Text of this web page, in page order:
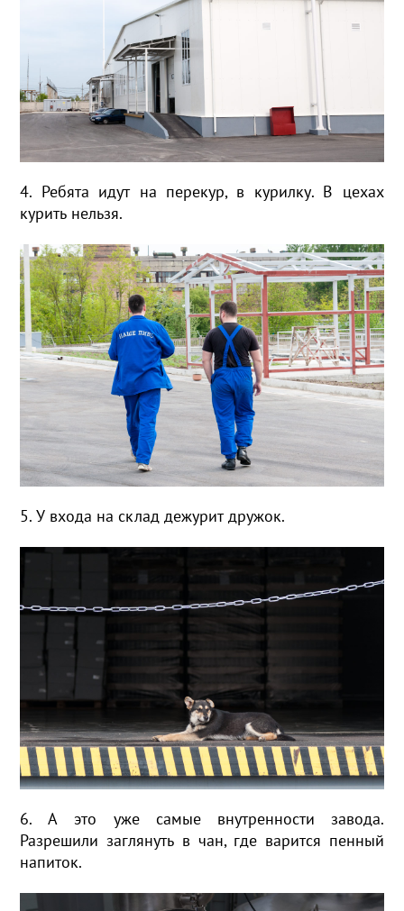
4. Ребята идут на перекур, в курилку. В цехах
курить нельзя.
5. У входа на склад дежурит дружок.
6. А это уже самые внутренности завода.
Разрешили заглянуть в чан, где варится пенный
напиток.